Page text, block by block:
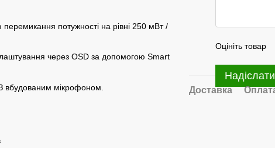
перемикання потужності на рівні 250 мВт /
через OSD за допомогою Smart
вбудованим мікрофоном.
Оцініть товар
Надіслати
Доставка